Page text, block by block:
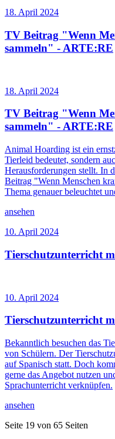
18. April 2024
TV Beitrag "Wenn
sammeln" - ARTE:RE
18. April 2024
TV Beitrag "Wenn
sammeln" - ARTE:RE
Animal Hoarding ist ein
Tierleid bedeutet, sondern
Herausforderungen stellt. In
Beitrag "Wenn Menschen
Thema genauer beleuchtet
ansehen
10. April 2024
Tierschutzunterricht
10. April 2024
Tierschutzunterricht
Bekanntlich besuchen das
von Schülern. Der
auf Spanisch statt. Doch
gerne das Angebot nutzen
Sprachunterricht verknüpfen.
ansehen
Seite 19 von 65 Seiten